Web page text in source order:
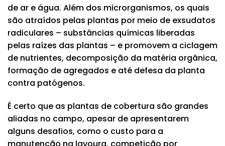
de ar e água. Além dos microrganismos, os quais
são atraídos pelas plantas por meio de exsudatos
radiculares – substâncias químicas liberadas
pelas raízes das plantas – e promovem a ciclagem
de nutrientes, decomposição da matéria orgânica,
formação de agregados e até defesa da planta
contra patógenos.
É certo que as plantas de cobertura são grandes
aliadas no campo, apesar de apresentarem
alguns desafios, como o custo para a
manutenção na lavoura, competição por